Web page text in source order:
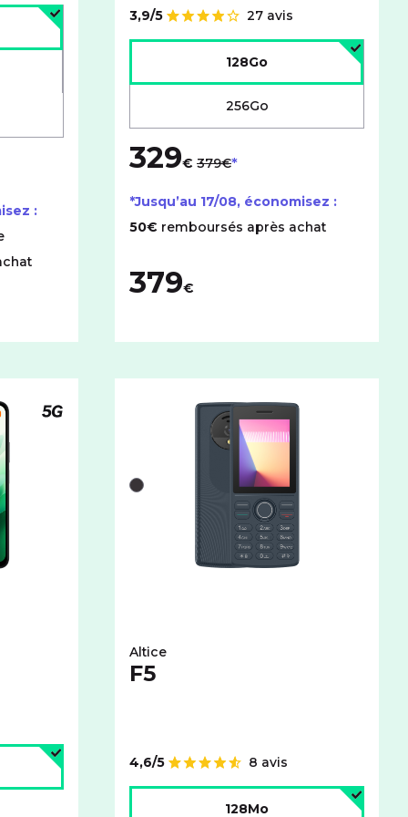
:
Note de
3,9/5
27 avis
128Go
256Go
329€ 379€
*Jusqu’au 17/08, économisez :
50€ remboursés après achat
379€
espace de stockage :
pour le XIAOMI Redmi 15 5G avec cet espace de
Téléphone compatible 5G
Liste de couleurs disponibles pour le
Noir
Altice
F5
Note de
4,6/5
8 avis
128Mo